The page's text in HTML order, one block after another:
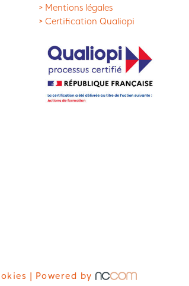
> Mentions légales
> Certification Qualiopi
| Powered by